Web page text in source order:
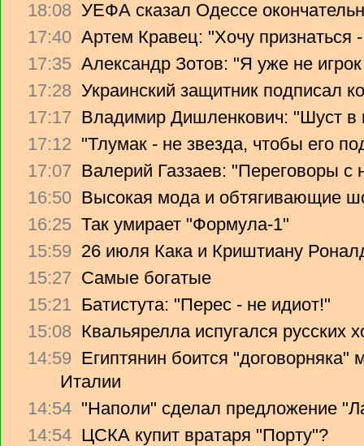
18:08 УЕФА сказал Одессе
17:40 Артем Кравец: "Хочу признаться
17:35 Александр Зотов: "Я уже не
17:28 Украинский защитник подписал
17:17 Владимир Дишленкович: "Шуст в
17:12 "Тлумак - не звезда, чтобы его
17:07 Валерий Газзаев: "Переговоры с
16:50 Высокая мода и обтягивающие
16:25 Так умирает "Формула-1"
15:59 26 июля Кака и Криштиану
15:27 Самые богатые
15:21 Батистута: "Перес - не идиот!"
15:08 Квальярелла испугался русских
14:59 Египтянин боится
Италии
14:54 "Наполи" сделал предложение
14:54 ЦСКА купит вратаря "Порту"?